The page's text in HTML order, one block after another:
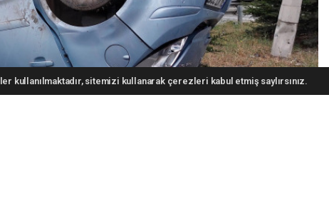
sitemizi kullanarak çerezleri kabul etmiş saylırsınız.